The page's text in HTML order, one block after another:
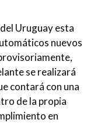
Uruguay esta
nuevos
se realizará
contará con una
de la propia
en